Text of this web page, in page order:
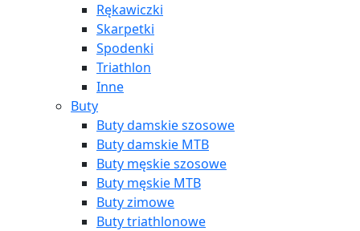
Rękawiczki
Skarpetki
Spodenki
Triathlon
Inne
Buty
Buty damskie szosowe
Buty damskie MTB
Buty męskie szosowe
Buty męskie MTB
Buty zimowe
Buty triathlonowe